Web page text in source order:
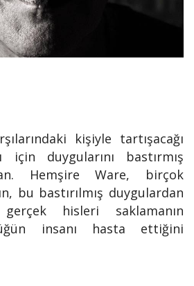
kişiyle tartışacağı
için duygularını bastırmış
Hemşire Ware, birçok
bu bastırılmış duygulardan
gerçek hisleri saklamanın
insanı hasta ettiğini